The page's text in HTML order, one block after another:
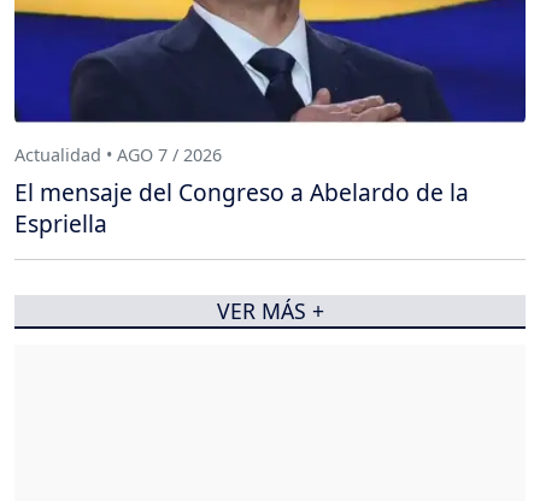
Actualidad • AGO 7 / 2026
El mensaje del Congreso a Abelardo de la
Espriella
VER MÁS +